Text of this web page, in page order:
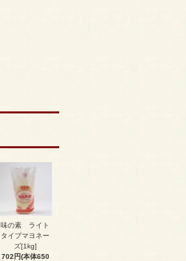
味の素 ライト
タイプマヨネー
ズ[1kg]
702円(本体650